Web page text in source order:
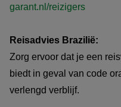
garant.nl/reizigers
Reisadvies Brazilië:
Zorg ervoor dat je een
biedt in geval van code
verlengd verblijf.